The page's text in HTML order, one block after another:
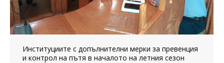
Институциите с допълнителни мерки за превенция
и контрол на пътя в началото на летния сезон